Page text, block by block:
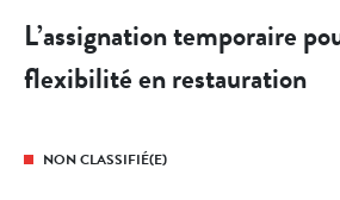
L’assignation temporaire
flexibilité en restauration
NON CLASSIFIÉ(E)